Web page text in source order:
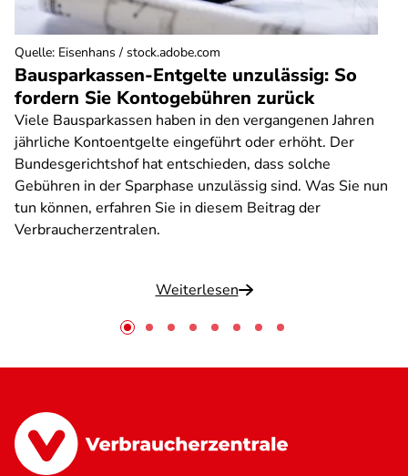
Bausparkassen-Entgelte unzulässig: So
fordern Sie Kontogebühren zurück
Viele Bausparkassen haben in den vergangenen Jahren
jährliche Kontoentgelte eingeführt oder erhöht. Der
Bundesgerichtshof hat entschieden, dass solche
Gebühren in der Sparphase unzulässig sind. Was Sie nun
tun können, erfahren Sie in diesem Beitrag der
Verbraucherzentralen.
Weiterlesen
Quelle: Eisenhans / stock.adobe.com